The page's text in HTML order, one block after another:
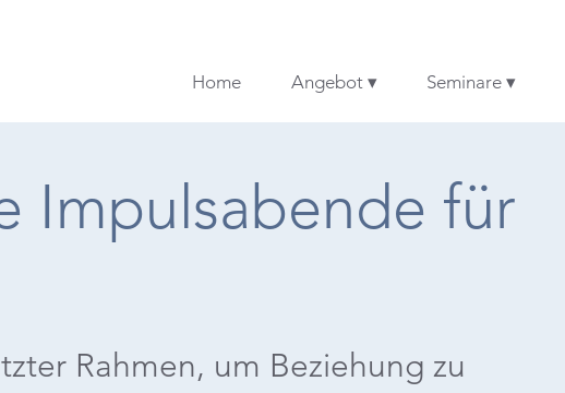
Home Angebot ▾ Seminare ▾
Impulsabende für
Rahmen, um Beziehung zu